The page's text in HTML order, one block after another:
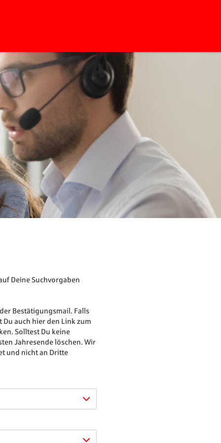
Deine Suchvorgaben
Bestätigungsmail. Falls
auch hier den Link zum
Solltest Du keine
Jahresende löschen. Wir
und nicht an Dritte